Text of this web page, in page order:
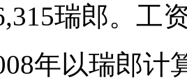
瑞郎。工
年以瑞郎计